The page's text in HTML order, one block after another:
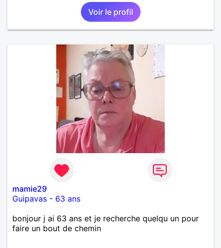
Voir le profil
mamie29
Guipavas - 63 ans
bonjour j ai 63 ans et je recherche quelqu un pour
faire un bout de chemin